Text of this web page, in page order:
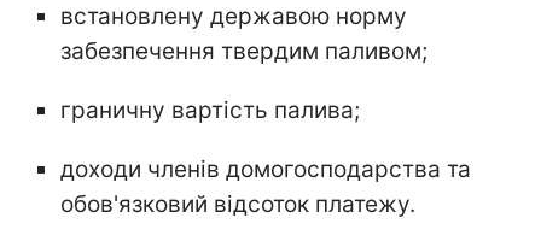
встановлену державою норму
забезпечення твердим паливом;
граничну вартість палива;
доходи членів домогосподарства та
обов'язковий відсоток платежу.